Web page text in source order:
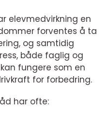
elevmedvirkning en
forventes å ta
og samtidig
både faglig og
fungere som en
for forbedring.
har ofte: